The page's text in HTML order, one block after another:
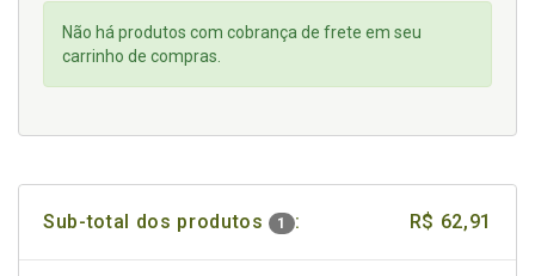
Não há produtos com cobrança de frete em seu
carrinho de compras.
Sub-total dos produtos 1 : R$ 62,91